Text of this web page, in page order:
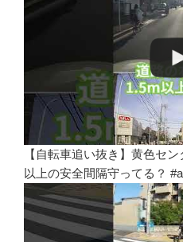
【自転車追い抜き】黄色セ
以上の安全間隔守ってる？